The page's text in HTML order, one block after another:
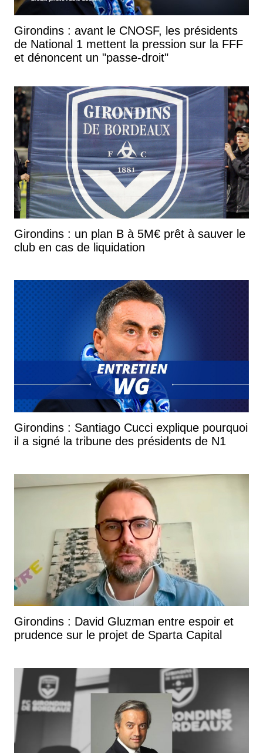
Girondins : avant le CNOSF, les présidents
de National 1 mettent la pression sur la FFF
et dénoncent un "passe-droit"
Girondins : un plan B à 5M€ prêt à sauver le
club en cas de liquidation
Girondins : Santiago Cucci explique pourquoi
il a signé la tribune des présidents de N1
Girondins : David Gluzman entre espoir et
prudence sur le projet de Sparta Capital